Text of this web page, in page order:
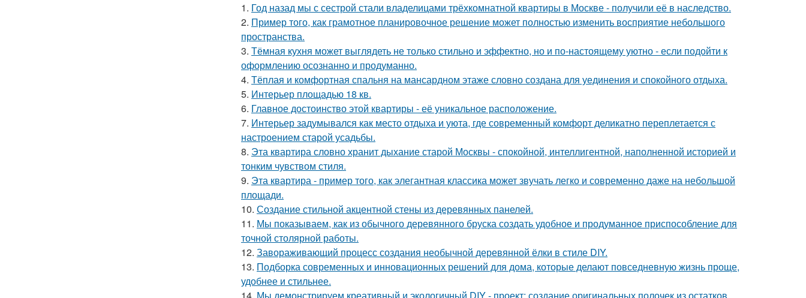
1. Год назад мы с сестрой стали владелицами трёхкомнатной квартиры в Москве - получили её в наследство.
2. Пример того, как грамотное планировочное решение может полностью изменить восприятие небольшого
пространства.
3. Тёмная кухня может выглядеть не только стильно и эффектно, но и по-настоящему уютно - если подойти к
оформлению осознанно и продуманно.
4. Тёплая и комфортная спальня на мансардном этаже словно создана для уединения и спокойного отдыха.
5. Интерьер площадью 18 кв.
6. Главное достоинство этой квартиры - её уникальное расположение.
7. Интерьер задумывался как место отдыха и уюта, где современный комфорт деликатно переплетается с
настроением старой усадьбы.
8. Эта квартира словно хранит дыхание старой Москвы - спокойной, интеллигентной, наполненной историей и
тонким чувством стиля.
9. Эта квартира - пример того, как элегантная классика может звучать легко и современно даже на небольшой
площади.
10. Создание стильной акцентной стены из деревянных панелей.
11. Мы показываем, как из обычного деревянного бруска создать удобное и продуманное приспособление для
точной столярной работы.
12. Завораживающий процесс создания необычной деревянной ёлки в стиле DIY.
13. Подборка современных и инновационных решений для дома, которые делают повседневную жизнь проще,
удобнее и стильнее.